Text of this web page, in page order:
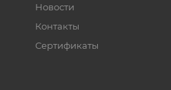
Новости
Контакты
Сертификаты